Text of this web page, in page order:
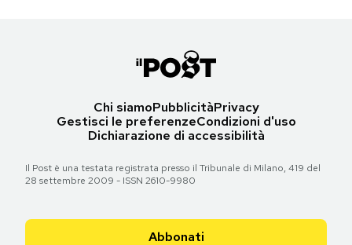
Chi siamoPubblicitàPrivacy
Gestisci le preferenzeCondizioni d'uso
Dichiarazione di accessibilità
Il Post è una testata registrata presso il Tribunale di Milano, 419 del
28 settembre 2009 - ISSN 2610-9980
Abbonati